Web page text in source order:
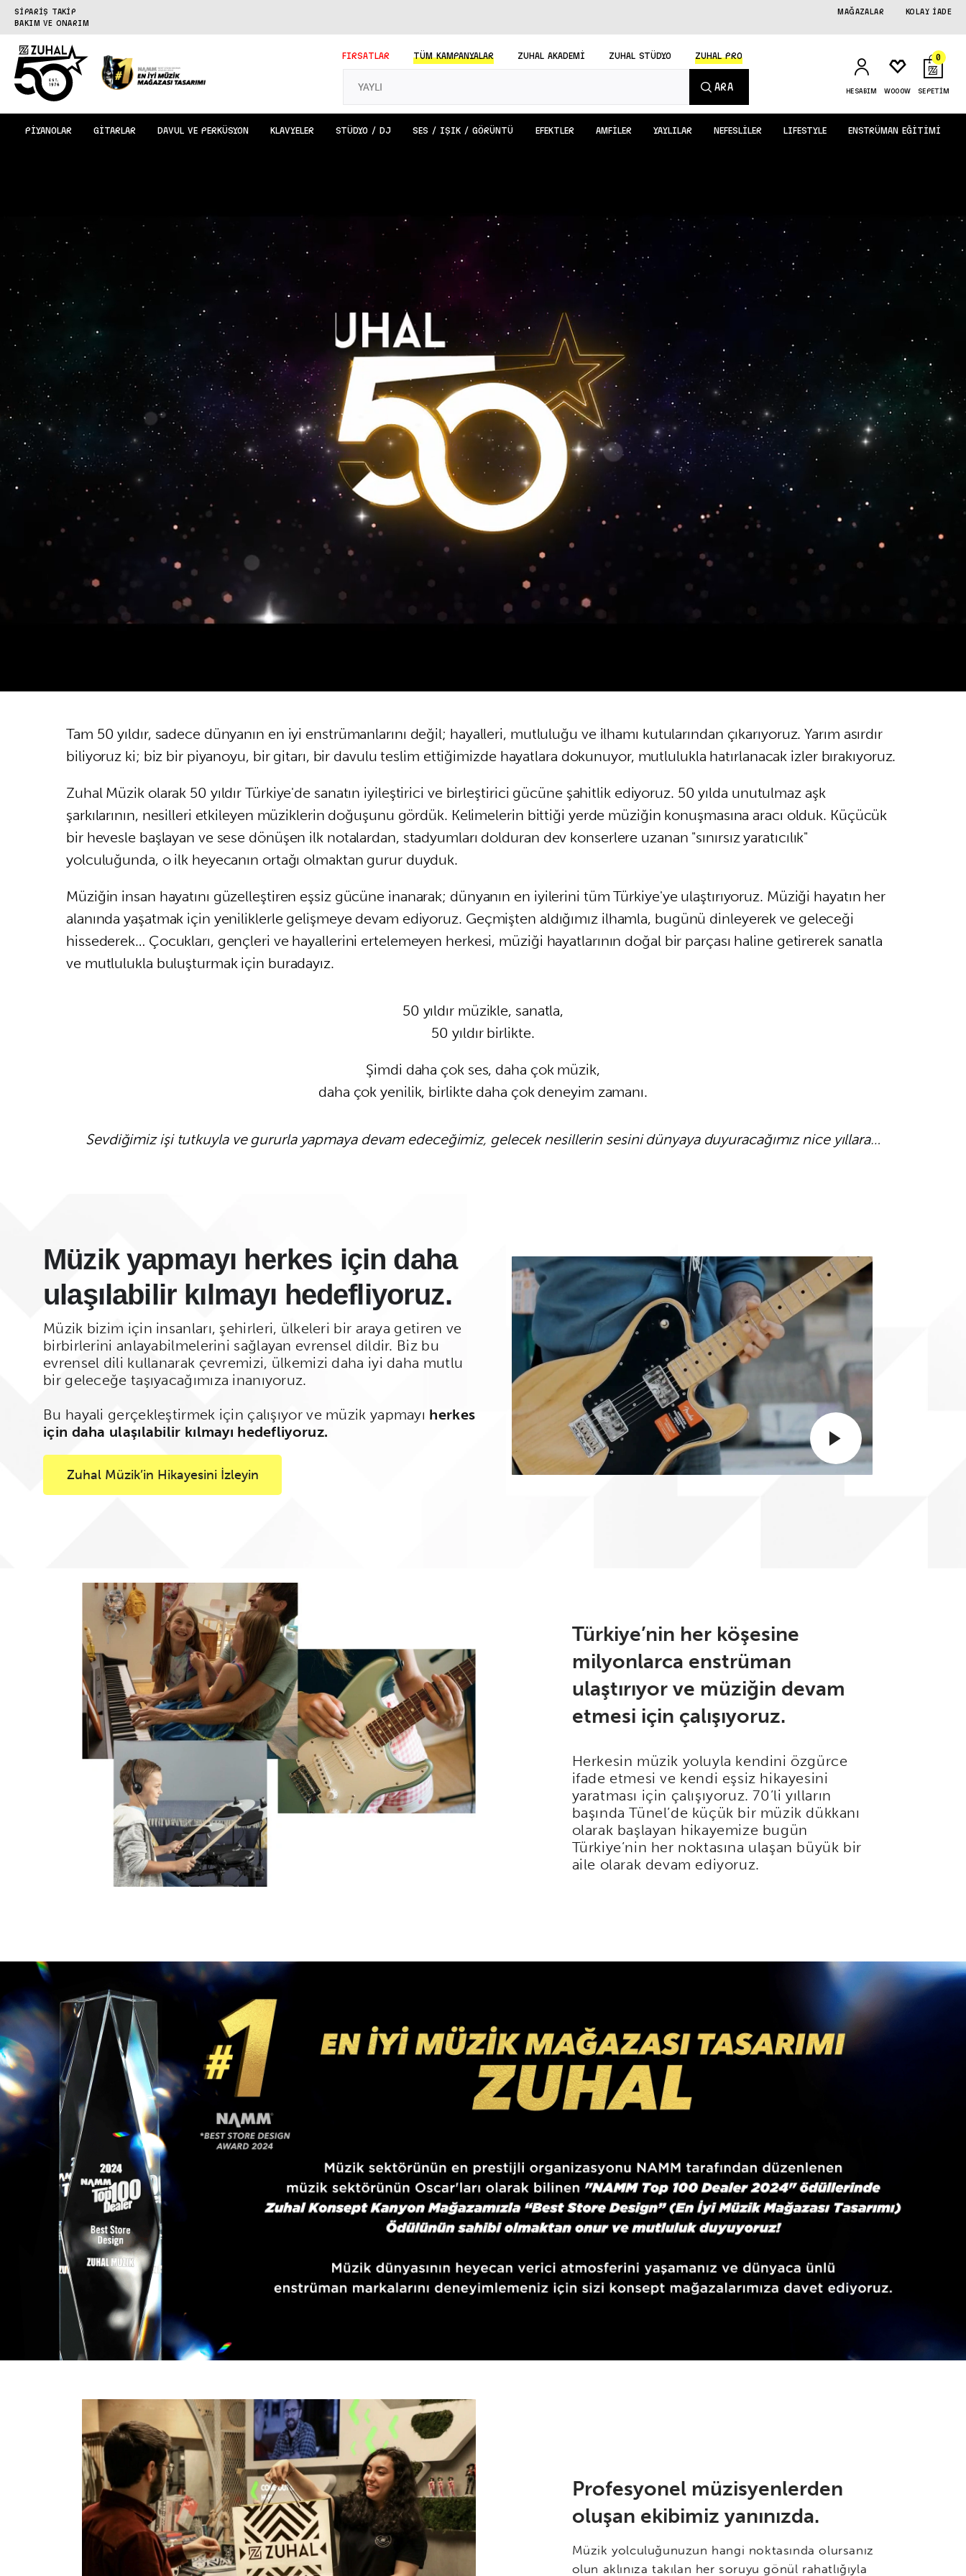
SİPARİŞ TAKİP
BAKIM VE ONARIM
KOLAY İADE
MAĞAZALAR
FIRSATLAR TÜMKAMPANYALAR ZUHAL AKADEMİ ZUHAL STÜDYO ZUHAL PRO
ARA HESABIM WOOOW
0
SEPETİM
PİYANOLAR GİTARLAR DAVUL VE PERKÜSYON KLAVYELER STÜDYO / DJ SES / IŞIK / GÖRÜNTÜ EFEKTLER AMFİLER YAYLILAR NEFESLİLER LIFESTYLE ENSTRÜMAN EĞİTİMİ
Tam 50 yıldır, sadece dünyanın en iyi enstrümanlarını değil; hayalleri, mutluluğu ve ilhamı kutularından çıkarıyoruz. Yarım asırdır
biliyoruz ki; biz bir piyanoyu, bir gitarı, bir davulu teslim ettiğimizde hayatlara dokunuyor, mutlulukla hatırlanacak izler bırakıyoruz.
Zuhal Müzik olarak 50 yıldır Türkiye'de sanatın iyileştirici ve birleştirici gücüne şahitlik ediyoruz. 50 yılda unutulmaz aşk
şarkılarının, nesilleri etkileyen müziklerin doğuşunu gördük. Kelimelerin bittiği yerde müziğin konuşmasına aracı olduk. Küçücük
bir hevesle başlayan ve sese dönüşen ilk notalardan, stadyumları dolduran dev konserlere uzanan "sınırsız yaratıcılık"
yolculuğunda, o ilk heyecanın ortağı olmaktan gurur duyduk.
Müziğin insan hayatını güzelleştiren eşsiz gücüne inanarak; dünyanın en iyilerini tüm Türkiye'ye ulaştırıyoruz. Müziği hayatın her
alanında yaşatmak için yeniliklerle gelişmeye devam ediyoruz. Geçmişten aldığımız ilhamla, bugünü dinleyerek ve geleceği
hissederek… Çocukları, gençleri ve hayallerini ertelemeyen herkesi, müziği hayatlarının doğal bir parçası haline getirerek sanatla
ve mutlulukla buluşturmak için buradayız.
50 yıldır müzikle, sanatla,
50 yıldır birlikte.
Şimdi daha çok ses, daha çok müzik,
daha çok yenilik, birlikte daha çok deneyim zamanı.
Sevdiğimiz işi tutkuyla ve gururla yapmaya devam edeceğimiz, gelecek nesillerin sesini dünyaya duyuracağımız nice yıllara…
Müzik yapmayı herkes için daha
ulaşılabilir kılmayı hedefliyoruz.
Müzik bizim için insanları, şehirleri, ülkeleri bir araya getiren ve
birbirlerini anlayabilmelerini sağlayan evrensel dildir. Biz bu
evrensel dili kullanarak çevremizi, ülkemizi daha iyi daha mutlu
bir geleceğe taşıyacağımıza inanıyoruz.
Bu hayali gerçekleştirmek için çalışıyor ve müzik yapmayı herkes
için daha ulaşılabilir kılmayı hedefliyoruz.
Zuhal Müzik’in Hikayesini İzleyin
Türkiye’nin her köşesine
milyonlarca enstrüman
ulaştırıyor ve müziğin devam
etmesi için çalışıyoruz.
Herkesin müzik yoluyla kendini özgürce
ifade etmesi ve kendi eşsiz hikayesini
yaratması için çalışıyoruz. 70’li yılların
başında Tünel’de küçük bir müzik dükkanı
olarak başlayan hikayemize bugün
Türkiye’nin her noktasına ulaşan büyük bir
aile olarak devam ediyoruz.
Profesyonel müzisyenlerden
oluşan ekibimiz yanınızda.
Müzik yolculuğunuzun hangi noktasında olursanız
olun aklınıza takılan her soruyu gönül rahatlığıyla